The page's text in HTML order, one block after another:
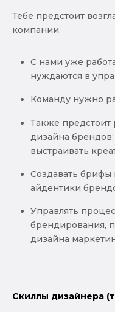
Тебе предстоит
компании.
С нами уже
нуждаются в
Команду нужно
Также предстоит
дизайна
выстраивать
Создавать брифы
айдентики
Управлять
брендирования,
дизайна
Скиллы дизайнера